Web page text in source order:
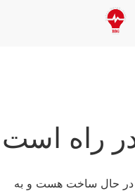
راه است
در حال ساخت هست و به